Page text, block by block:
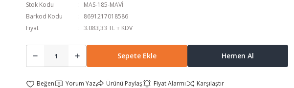
Stok Kodu
MAS-185-MAVİ
Barkod Kodu
8691217018586
Fiyat
3.083,33 TL + KDV
Sepete Ekle Hemen Al
Yorum Yaz Ürünü Paylaş Fiyat Alarmı Karşılaştır